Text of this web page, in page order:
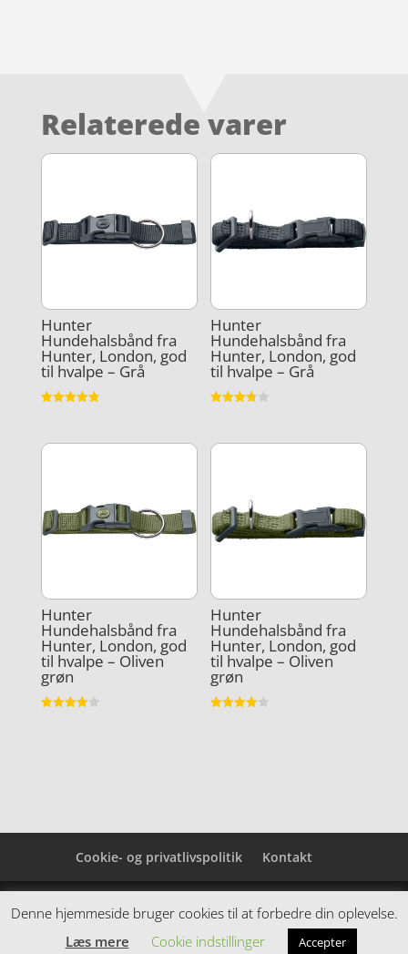
Relaterede varer
Hunter
Hundehalsbånd fra
Hunter, London, god
til hvalpe – Grå
Hunter
Hundehalsbånd fra
Hunter, London, god
til hvalpe – Grå
Hunter
Hundehalsbånd fra
Hunter, London, god
til hvalpe – Oliven
grøn
Hunter
Hundehalsbånd fra
Hunter, London, god
til hvalpe – Oliven
grøn
Cookie- og privatlivspolitik Kontakt
Denne hjemmeside samler et bredt udvalg af
spændende varer. Siden er et affiiliatesite, og nogle
links kan være affiliatelinks.
Denne hjemmeside bruger cookies til at forbedre din oplevelse.
Læs mere
Cookie indstillinger Accepter